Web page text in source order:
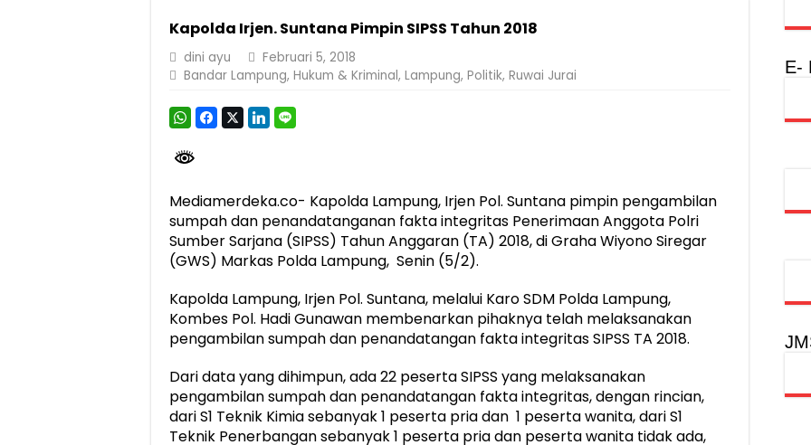
Dirut Jasa Raharja Dampingi Wamenhub Tinjau Penanganan Korban KM Mutiara Sentosa II di RS PHC
Pastikan Pelayanan Maksimal, Direksi Jasa Raharja Tinjau Korban Kebakaran KM Mutiara Sentosa II
Jasa Raharja Jamin Seluruh Korban Kebakaran KM Mutiara Sentosa II di Perairan Sumenep
Gubernur Mirza Ajak IAI Darul Fattah Cetak SDM Adaptif Berlandaskan Nilai Agama
Kapolda Irjen. Suntana Pimpin SIPSS Tahun 2018
dini ayu
Februari 5, 2018
Bandar Lampung, Hukum & Kriminal, Lampung, Politik, Ruwai Jurai
Mediamerdeka.co- Kapolda Lampung, Irjen Pol. Suntana pimpin pengambilan
sumpah dan penandatanganan fakta integritas Penerimaan Anggota Polri
Sumber Sarjana (SIPSS) Tahun Anggaran (TA) 2018, di Graha Wiyono Siregar
(GWS) Markas Polda Lampung, Senin (5/2).
Kapolda Lampung, Irjen Pol. Suntana, melalui Karo SDM Polda Lampung,
Kombes Pol. Hadi Gunawan membenarkan pihaknya telah melaksanakan
pengambilan sumpah dan penandatangan fakta integritas SIPSS TA 2018.
Dari data yang dihimpun, ada 22 peserta SIPSS yang melaksanakan
pengambilan sumpah dan penandatangan fakta integritas, dengan rincian,
dari S1 Teknik Kimia sebanyak 1 peserta pria dan 1 peserta wanita, dari S1
Teknik Penerbangan sebanyak 1 peserta pria dan peserta wanita tidak ada,
E-